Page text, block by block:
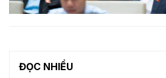
ĐỌC NHIỀU